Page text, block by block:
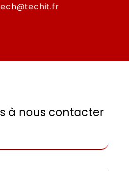
à nous contacter